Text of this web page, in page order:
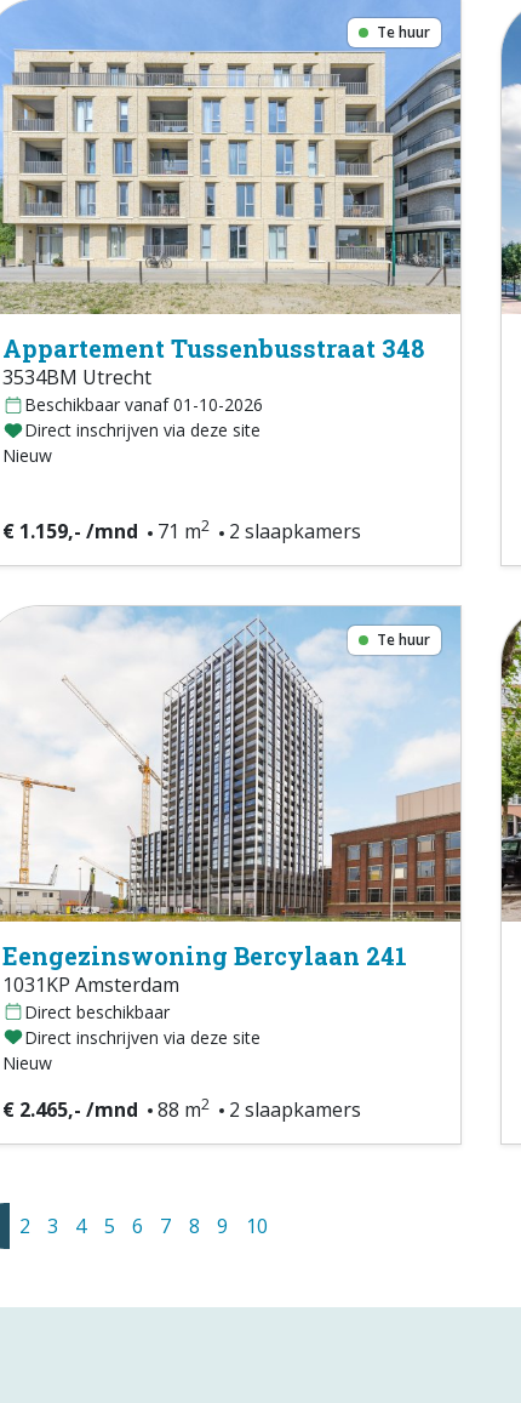
Te huur
Appartement Tussenbusstraat 348
3534BM Utrecht
Beschikbaar vanaf 01-10-2026
Direct inschrijven via deze site
Nieuw
€ 1.159,- /mnd 71 m2 2 slaapkamers
Te huur
Eengezinswoning Bercylaan 241
1031KP Amsterdam
Direct beschikbaar
Direct inschrijven via deze site
Nieuw
€ 2.465,- /mnd 88 m2 2 slaapkamers
2 3 4 5 6 7 8 9 10